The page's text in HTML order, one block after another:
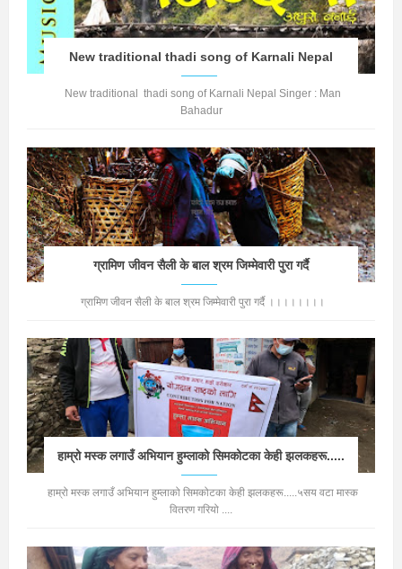
New traditional thadi song of Karnali Nepal
New traditional thadi song of Karnali Nepal Singer : Man
Bahadur
ग्रामिण जीवन सैली के बाल श्रम जिम्मेवारी पुरा गर्दै
ग्रामिण जीवन सैली के बाल श्रम जिम्मेवारी पुरा गर्दै ।।।।।।।।
हाम्रो मस्क लगाउँ अभियान हुम्लाको सिमकोटका केही झलकहरू.....
हाम्रो मस्क लगाउँ अभियान हुम्लाको सिमकोटका केही झलकहरू.....५सय वटा मास्क
वितरण गरियो ....